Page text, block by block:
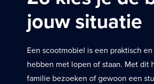
jouw situatie
Een scootmobiel is een praktisch
hebben met lopen of staan. Met
familie bezoeken of gewoon een